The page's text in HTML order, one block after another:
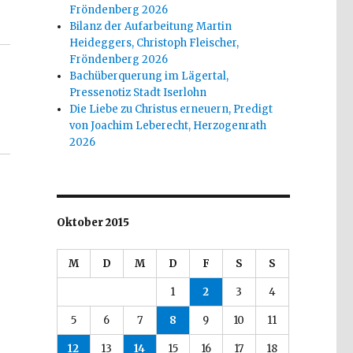
Welver 2015“
Fröndenberg 2026
Bilanz der Aufarbeitung Martin
Heideggers, Christoph Fleischer,
Fröndenberg 2026
Bachüberquerung im Lägertal,
Pressenotiz Stadt Iserlohn
Die Liebe zu Christus erneuern, Predigt
von Joachim Leberecht, Herzogenrath
2026
Oktober 2015
M D M D F S S
1 2 3 4
5 6 7 8 9 10 11
12 13 14 15 16 17 18